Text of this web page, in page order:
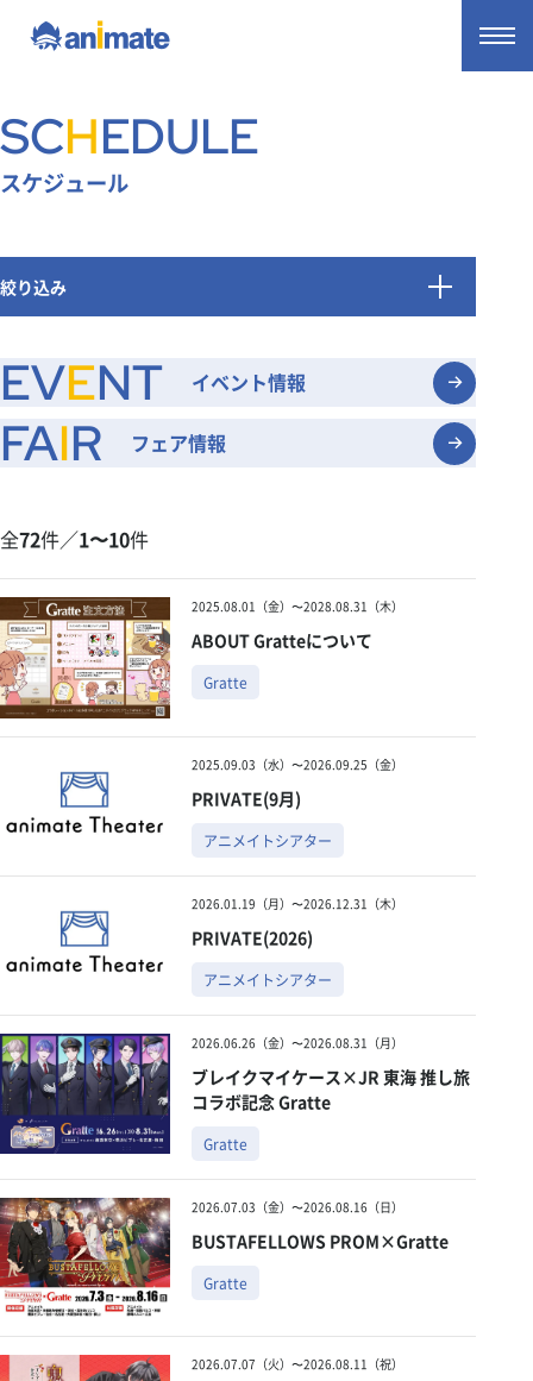
SCHEDULE
スケジュール
絞り込み
オンリーショップ
シアター公演
この条件で絞り込む
EVENT イベント情報
FAIR フェア情報
全72件／1〜10件
2025.08.01（金）〜2028.08.31（木）
ABOUT Gratteについて
Gratte
2025.09.03（水）〜2026.09.25（金）
PRIVATE(9月)
アニメイトシアター
2026.01.19（月）〜2026.12.31（木）
PRIVATE(2026)
アニメイトシアター
2026.06.26（金）〜2026.08.31（月）
ブレイクマイケース×JR 東海 推し旅
コラボ記念 Gratte
Gratte
2026.07.03（金）〜2026.08.16（日）
BUSTAFELLOWS PROM×Gratte
Gratte
2026.07.07（火）〜2026.08.11（祝）